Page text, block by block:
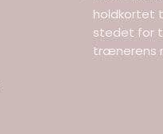
holdkortet
stedet for
trænerens